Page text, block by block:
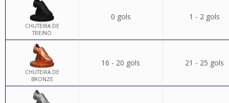
CHUTEIRA DE
TREINO
0 gols 1 - 2 gols
CHUTEIRA DE
BRONZE
16 - 20 gols 21 - 25 gols